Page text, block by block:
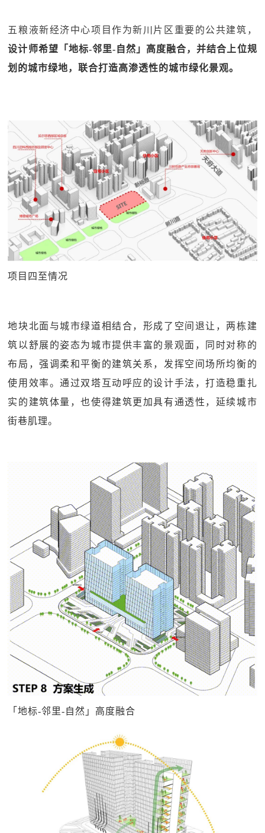
五粮液新经济中心项目作为新川片区重要的公共建筑，
设计师希望「地标-邻里-自然」高度融合，并结合上位规
划的城市绿地，联合打造高渗透性的城市绿化景观。
项目四至情况
地块北面与城市绿道相结合，形成了空间退让，两栋建
筑以舒展的姿态为城市提供丰富的景观面，同时对称的
布局，强调柔和平衡的建筑关系，发挥空间场所均衡的
使用效率。通过双塔互动呼应的设计手法，打造稳重扎
实的建筑体量，也使得建筑更加具有通透性，延续城市
街巷肌理。
「地标-邻里-自然」高度融合